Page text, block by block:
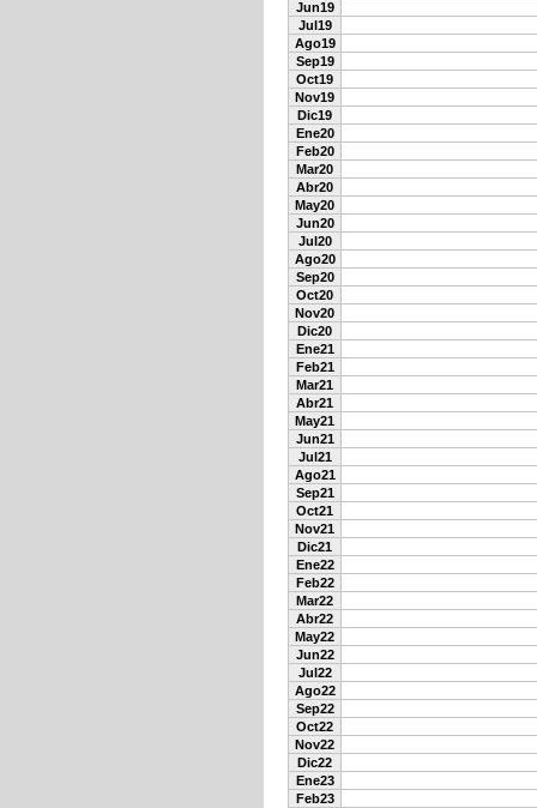
Jun19
Jul19
Ago19
Sep19
Oct19
Nov19
Dic19
Ene20
Feb20
Mar20
Abr20
May20
Jun20
Jul20
Ago20
Sep20
Oct20
Nov20
Dic20
Ene21
Feb21
Mar21
Abr21
May21
Jun21
Jul21
Ago21
Sep21
Oct21
Nov21
Dic21
Ene22
Feb22
Mar22
Abr22
May22
Jun22
Jul22
Ago22
Sep22
Oct22
Nov22
Dic22
Ene23
Feb23